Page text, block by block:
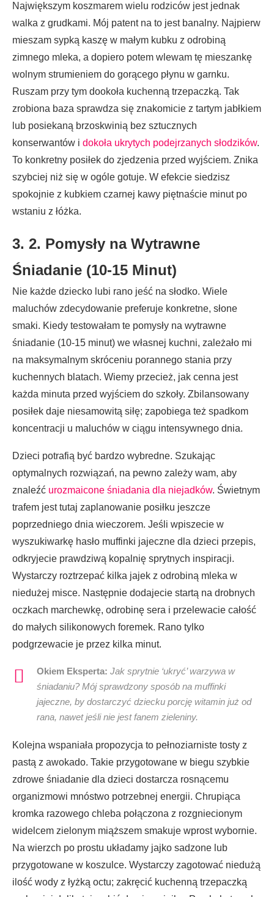
Największym koszmarem wielu rodziców jest jednak
walka z grudkami. Mój patent na to jest banalny. Najpierw
mieszam sypką kaszę w małym kubku z odrobiną
zimnego mleka, a dopiero potem wlewam tę mieszankę
wolnym strumieniem do gorącego płynu w garnku.
Ruszam przy tym dookoła kuchenną trzepaczką. Tak
zrobiona baza sprawdza się znakomicie z tartym jabłkiem
lub posiekaną brzoskwinią bez sztucznych
konserwantów i dokoła ukrytych podejrzanych słodzików.
To konkretny posiłek do zjedzenia przed wyjściem. Znika
szybciej niż się w ogóle gotuje. W efekcie siedzisz
spokojnie z kubkiem czarnej kawy piętnaście minut po
wstaniu z łóżka.
3. 2. Pomysły na Wytrawne
Śniadanie (10-15 Minut)
Nie każde dziecko lubi rano jeść na słodko. Wiele
maluchów zdecydowanie preferuje konkretne, słone
smaki. Kiedy testowałam te pomysły na wytrawne
śniadanie (10-15 minut) we własnej kuchni, zależało mi
na maksymalnym skróceniu porannego stania przy
kuchennych blatach. Wiemy przecież, jak cenna jest
każda minuta przed wyjściem do szkoły. Zbilansowany
posiłek daje niesamowitą siłę; zapobiega też spadkom
koncentracji u maluchów w ciągu intensywnego dnia.
Dzieci potrafią być bardzo wybredne. Szukając
optymalnych rozwiązań, na pewno zależy wam, aby
znaleźć urozmaicone śniadania dla niejadków. Świetnym
trafem jest tutaj zaplanowanie posiłku jeszcze
poprzedniego dnia wieczorem. Jeśli wpiszecie w
wyszukiwarkę hasło muffinki jajeczne dla dzieci przepis,
odkryjecie prawdziwą kopalnię sprytnych inspiracji.
Wystarczy roztrzepać kilka jajek z odrobiną mleka w
niedużej misce. Następnie dodajecie startą na drobnych
oczkach marchewkę, odrobinę sera i przelewacie całość
do małych silikonowych foremek. Rano tylko
podgrzewacie je przez kilka minut.
Okiem Eksperta: Jak sprytnie ‘ukryć’ warzywa w
śniadaniu? Mój sprawdzony sposób na muffinki
jajeczne, by dostarczyć dziecku porcję witamin już od
rana, nawet jeśli nie jest fanem zieleniny.
Kolejna wspaniała propozycja to pełnoziarniste tosty z
pastą z awokado. Takie przygotowane w biegu szybkie
zdrowe śniadanie dla dzieci dostarcza rosnącemu
organizmowi mnóstwo potrzebnej energii. Chrupiąca
kromka razowego chleba połączona z rozgniecionym
widelcem zielonym miąższem smakuje wprost wybornie.
Na wierzch po prostu układamy jajko sadzone lub
przygotowane w koszulce. Wystarczy zagotować niedużą
ilość wody z łyżką octu; zakręcić kuchenną trzepaczką